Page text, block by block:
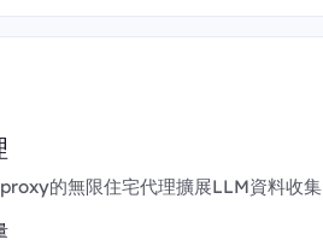
的無限住宅代理擴展LLM資料收集